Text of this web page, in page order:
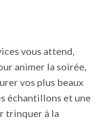
vous attend,
animer la soirée,
vos plus beaux
échantillons et une
trinquer à la